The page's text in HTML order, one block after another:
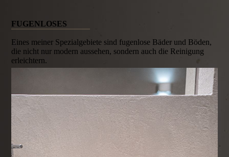
FUGEN­LOSES
Eines meiner Spezialgebiete sind fugen­lose Bäder und Böden,
die nicht nur modern aussehen, sondern auch die Reinigung
erleichtern.